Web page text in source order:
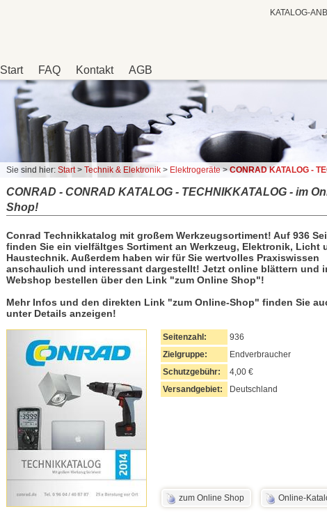
Start FAQ Kontakt AGB
KATALOG-
Sie sind hier: Start> Technik & Elektronik > Elektrogeräte>CONRAD KATALOG -
CONRAD - CONRAD KATALOG - TECHNIKKATALOG - im
Shop!
Conrad Technikkatalog mit großem Werkzeugsortiment! Auf 936
finden Sie ein vielfältges Sortiment an Werkzeug, Elektronik, Licht
Haustechnik. Außerdem haben wir für Sie wertvolles Praxiswissen
anschaulich und interessant dargestellt! Jetzt online blättern und
Webshop bestellen über den Link "zum Online Shop"!
Mehr Infos und den direkten Link "zum Online-Shop" finden Sie
unter Details anzeigen!
Seitenzahl:
936
Zielgruppe:
Endverbraucher
Schutzgebühr:
4,00 €
Versandgebiet:
Deutschland
zum Online Shop Online-